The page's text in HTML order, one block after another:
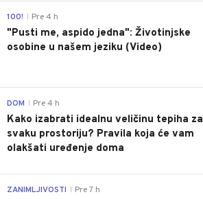
100! Pre 4 h
"Pusti me, aspido jedna": Životinjske
osobine u našem jeziku (Video)
DOM Pre 4 h
Kako izabrati idealnu veličinu tepiha za
svaku prostoriju? Pravila koja će vam
olakšati uređenje doma
ZANIMLJIVOSTI Pre 7 h